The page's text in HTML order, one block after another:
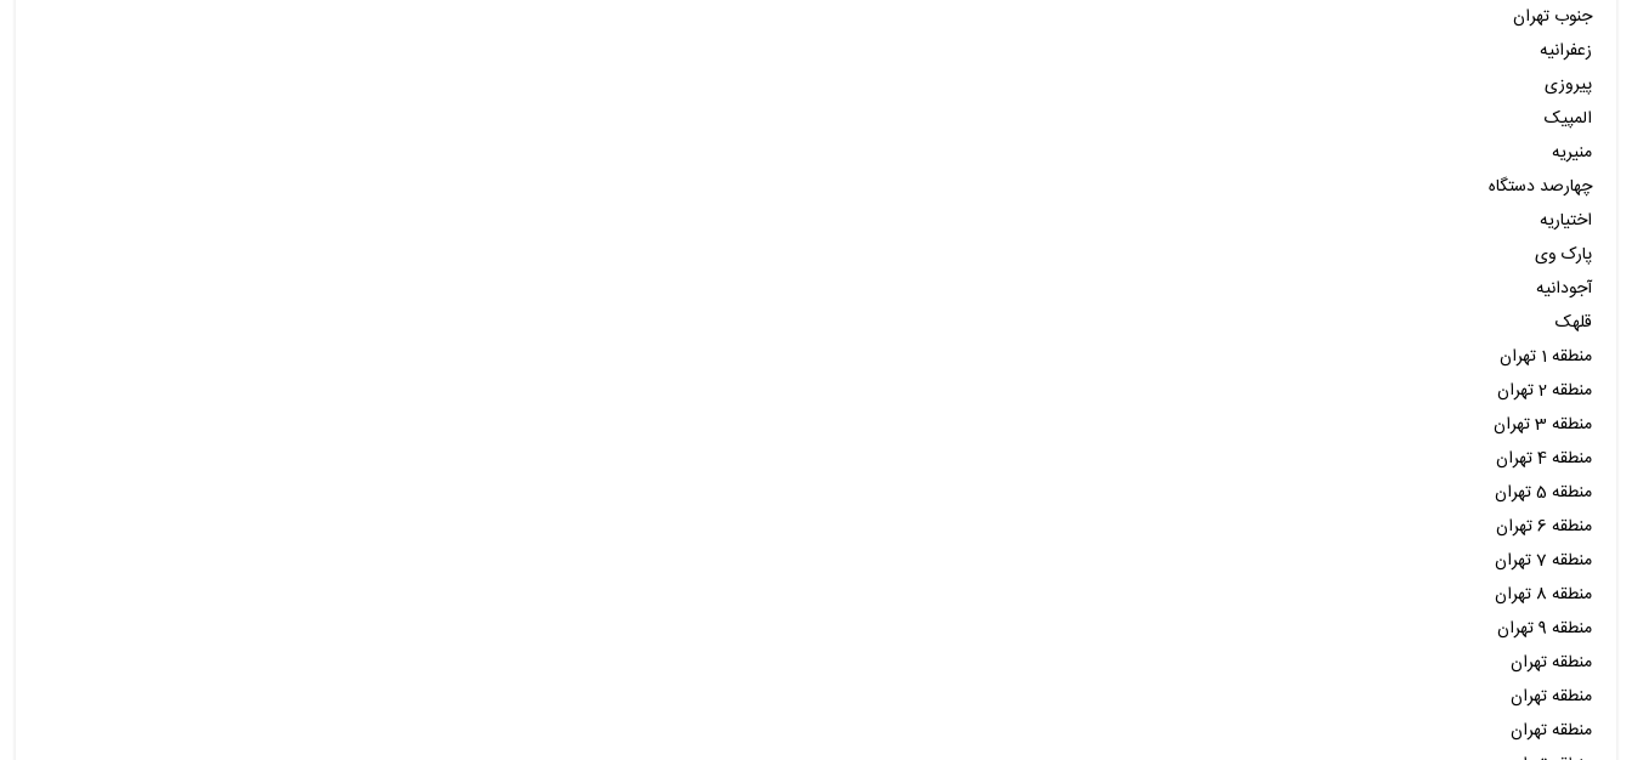
جنوب تهران
زعفرانیه
پیروزی
المپیک
منیریه
چهارصد دستگاه
اختیاریه
پارک وی
آجودانیه
قلهک
منطقه 1 تهران
منطقه 2 تهران
منطقه 3 تهران
منطقه 4 تهران
منطقه 5 تهران
منطقه 6 تهران
منطقه 7 تهران
منطقه 8 تهران
منطقه 9 تهران
منطقه تهران
منطقه تهران
منطقه تهران